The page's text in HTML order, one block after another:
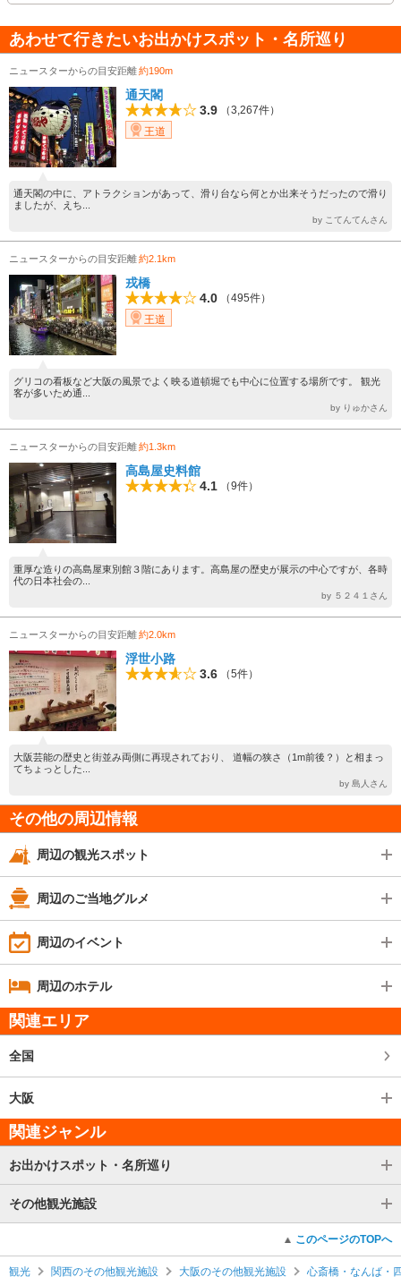
あわせて行きたいお出かけスポット・名所巡り
ニュースターからの目安距離約190m
通天閣
3.9
（3,267件）
王道
通天閣の中に、アトラクションがあって、滑り台なら何とか出来そうだったので滑り
ましたが、えち...
by こてんてんさん
ニュースターからの目安距離約2.1km
戎橋
4.0
（495件）
王道
グリコの看板など大阪の風景でよく映る道頓堀でも中心に位置する場所です。 観光
客が多いため通...
by りゅかさん
ニュースターからの目安距離約1.3km
高島屋史料館
4.1
（9件）
重厚な造りの高島屋東別館３階にあります。高島屋の歴史が展示の中心ですが、各時
代の日本社会の...
by ５２４１さん
ニュースターからの目安距離約2.0km
浮世小路
3.6
（5件）
大阪芸能の歴史と街並み両側に再現されており、 道幅の狭さ（1m前後？）と相まっ
てちょっとした...
by 島人さん
その他の周辺情報
周辺の観光スポット
周辺のご当地グルメ
周辺のイベント
周辺のホテル
関連エリア
全国
大阪
関連ジャンル
お出かけスポット・名所巡り
その他観光施設
このページのTOPへ
観光 関西のその他観光施設 大阪のその他観光施設 心斎橋・なんば・